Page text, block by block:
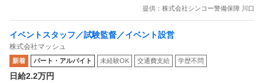
提供：株式会社シンコー警備保障 川口
イベントスタッフ／試験監督／イベント設営
株式会社マッシュ
新着 パート・アルバイト 未経験OK 交通費支給 学歴不問
日給2.2万円